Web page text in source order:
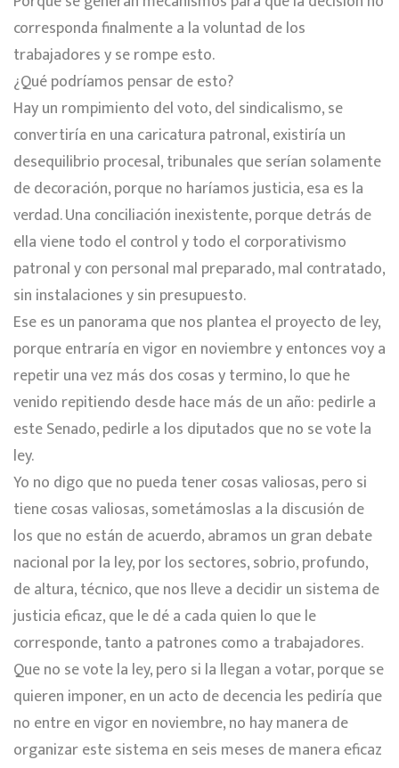
corresponda finalmente a la voluntad de los
trabajadores y se rompe esto.
¿Qué podríamos pensar de esto?
Hay un rompimiento del voto, del sindicalismo, se
convertiría en una caricatura patronal, existiría un
desequilibrio procesal, tribunales que serían solamente
de decoración, porque no haríamos justicia, esa es la
verdad. Una conciliación inexistente, porque detrás de
ella viene todo el control y todo el corporativismo
patronal y con personal mal preparado, mal contratado,
sin instalaciones y sin presupuesto.
Ese es un panorama que nos plantea el proyecto de ley,
porque entraría en vigor en noviembre y entonces voy a
repetir una vez más dos cosas y termino, lo que he
venido repitiendo desde hace más de un año: pedirle a
este Senado, pedirle a los diputados que no se vote la
ley.
Yo no digo que no pueda tener cosas valiosas, pero si
tiene cosas valiosas, sometámoslas a la discusión de
los que no están de acuerdo, abramos un gran debate
nacional por la ley, por los sectores, sobrio, profundo,
de altura, técnico, que nos lleve a decidir un sistema de
justicia eficaz, que le dé a cada quien lo que le
corresponde, tanto a patrones como a trabajadores.
Que no se vote la ley, pero si la llegan a votar, porque se
quieren imponer, en un acto de decencia les pediría que
no entre en vigor en noviembre, no hay manera de
organizar este sistema en seis meses de manera eficaz